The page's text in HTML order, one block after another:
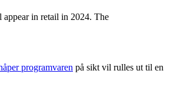
in retail in 2024. The
programvaren på sikt vil rulles ut til en